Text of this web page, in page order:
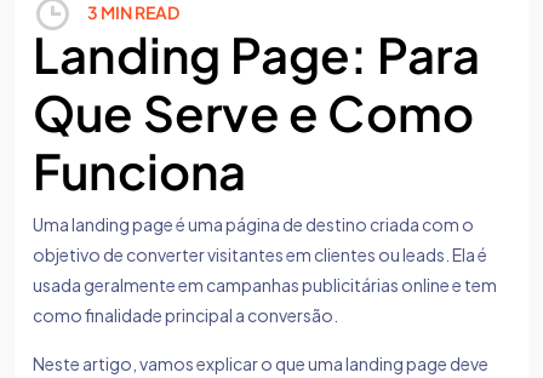
3 MIN READ
Landing Page: Para
Que Serve e Como
Funciona
Uma landing page é uma página de destino criada com o
objetivo de converter visitantes em clientes ou leads. Ela é
usada geralmente em campanhas publicitárias online e tem
como finalidade principal a conversão.
Neste artigo, vamos explicar o que uma landing page deve